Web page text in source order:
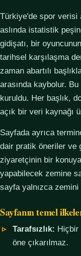
Türkiye'de spor verisi
aslında istatistik
gidişatı, bir
tarihsel karşılaşma
zaman abartılı
arasında kaybolur.
kuruldu. Her başlık,
açık bir veri kaynağı
Sayfada ayrıca
dair pratik öneriler ve
ziyaretçinin bir
yapabilecek zemine
sayfa yalnızca zemini
Sayfanın temel
Tarafsızlık: Hiçbir
öne çıkarılmaz.